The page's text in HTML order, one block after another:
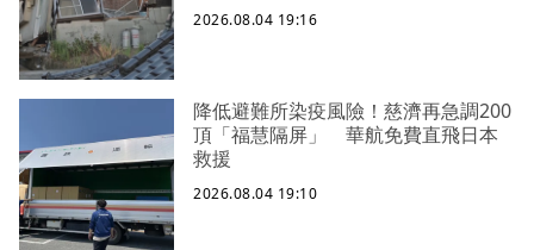
2026.08.04 19:16
降低避難所染疫風險！慈濟再急調200
頂「福慧隔屏」 華航免費直飛日本
救援
2026.08.04 19:10